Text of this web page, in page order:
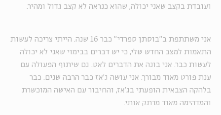
ועובדת בקצב שאני יכולה, שהוא כנראה לא קצב גדול ומהיר.
אני משתתפת ב"בוסתן ספרדי" כבר 16 שנה. הייתי צריכה לעשות
התאמות למצב החדש שלי, כי יש דברים בבימוי שאני לא יכולה
לעשות כבר. אני בונה את הדברים לאט. גם שיתוף הפעולה עם
ענת פורט מאוד מבורך. אני עושה ג'אז כבר הרבה שנים. כבר
בלהקה הצבאית הופעתי בג'אז, והחיבור עם האישה המוכשרת
והמדהימה מאוד מרתק אותי.